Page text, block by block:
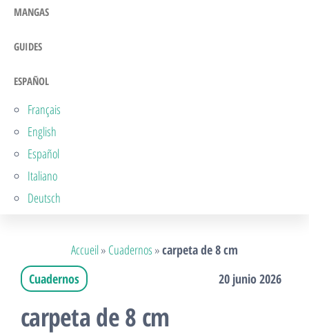
MANGAS
GUIDES
ESPAÑOL
Français
English
Español
Italiano
Deutsch
Accueil» Cuadernos »carpeta de 8 cm
Cuadernos
20 junio 2026
carpeta de 8 cm